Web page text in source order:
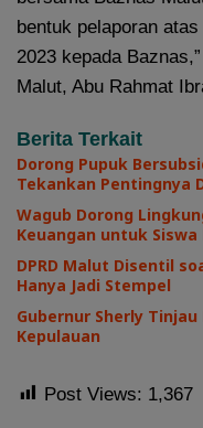
bentuk pelaporan
2023 kepada
Malut, Abu Rahmat
Berita Terkait
Dorong Pupuk
Tekankan Pentingnya
Wagub Dorong
Keuangan untuk
DPRD Malut Disentil
Hanya Jadi Stempel
Gubernur Sherly
Kepulauan
Post Views: 1,367